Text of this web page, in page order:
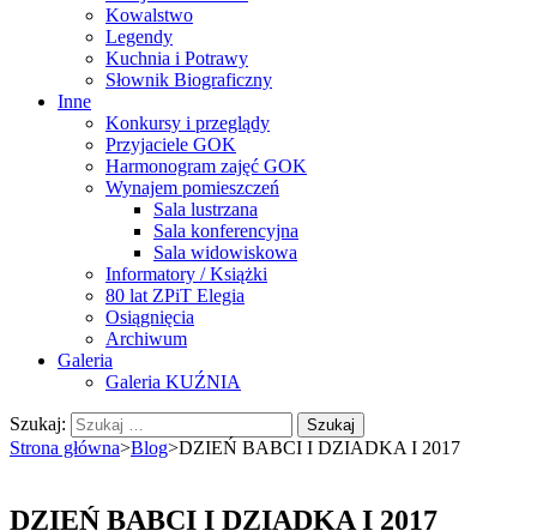
Kowalstwo
Legendy
Kuchnia i Potrawy
Słownik Biograficzny
Inne
Konkursy i przeglądy
Przyjaciele GOK
Harmonogram zajęć GOK
Wynajem pomieszczeń
Sala lustrzana
Sala konferencyjna
Sala widowiskowa
Informatory / Książki
80 lat ZPiT Elegia
Osiągnięcia
Archiwum
Galeria
Galeria KUŹNIA
Szukaj:
Strona główna>Blog>DZIEŃ BABCI I DZIADKA I 2017
DZIEŃ BABCI I DZIADKA I 2017